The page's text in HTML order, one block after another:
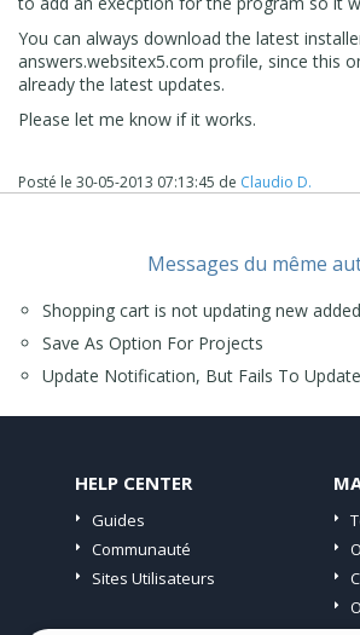
You can always download the latest
answers.websitex5.com profile, since this
already the latest updates.
Please let me know if it works.
Posté le 30-05-2013 07:13:45 de Claudio D.
Messages du même
Shopping cart is not updating new
Save As Option For Projects
Update Notification, But Fails To
HELP CENTER
Guides
Communauté
Sites Utilisateurs